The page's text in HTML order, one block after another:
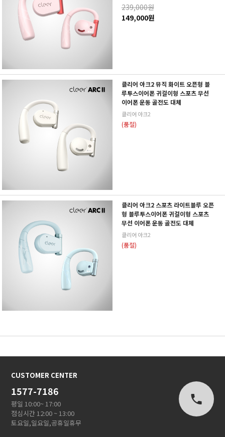
239,000원
149,000원
클리어 아크2 뮤직 화이트 오픈형 블
루투스이어폰 귀걸이형 스포츠 무선
이어폰 운동 골전도 대체
클리어 아크2
(품절)
클리어 아크2 스포츠 라이트블루 오픈
형 블루투스이어폰 귀걸이형 스포츠
무선 이어폰 운동 골전도 대체
클리어 아크2
(품절)
CUSTOMER CENTER
1577-7186
평일 10:00~ 17:00
점심시간 12:00 ~ 13:00
토요일,일요일,공휴일휴무